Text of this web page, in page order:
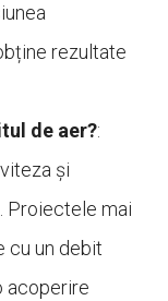
rezultate
de aer?:
și
Proiectele mai
cu un debit
acoperire